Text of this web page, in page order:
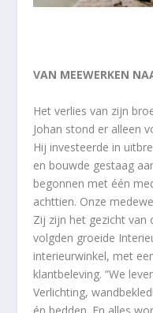
VAN MEEWERKEN
Het verlies van zijn
Johan stond er alleen
Hij investeerde in
en bouwde gestaag
begonnen met één
achttien. Onze
Zij zijn het gezicht van
volgden groeide
interieurwinkel, met
klantbeleving. “We
Verlichting,
én bedden. En alles